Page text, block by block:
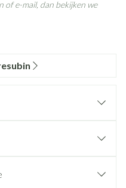
of e-mail, dan bekijken we